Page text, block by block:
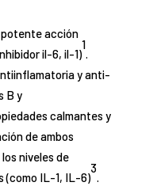
potente acción
il-6, il-1)
1
.
y anti-
B y
calmantes y
de ambos
niveles de
(como IL-1, IL-6)
3
.